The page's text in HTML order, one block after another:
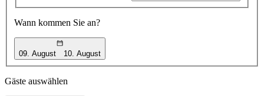
Wann kommen Sie an?
09. August 10. August
Gäste auswählen